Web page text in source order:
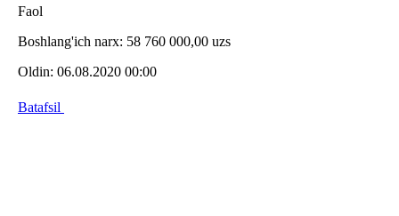
Faol
Boshlang'ich narx: 58 760 000,00 uzs
Oldin: 06.08.2020 00:00
Batafsil